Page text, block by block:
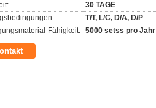
30 TAGE
T/T, L/C, D/A, D/P
Fähigkeit: 5000 setss pro Jahr